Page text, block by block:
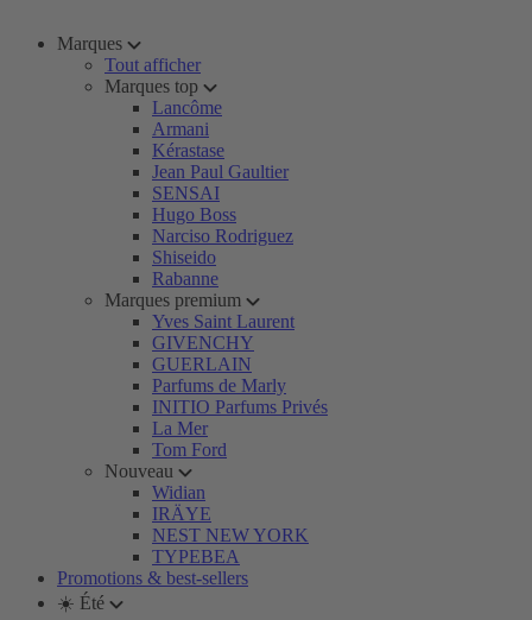
Marques
Tout afficher
Marques top
Lancôme
Armani
Kérastase
Jean Paul Gaultier
SENSAI
Hugo Boss
Narciso Rodriguez
Shiseido
Rabanne
Marques premium
Yves Saint Laurent
GIVENCHY
GUERLAIN
Parfums de Marly
INITIO Parfums Privés
La Mer
Tom Ford
Nouveau
Widian
IRÄYE
NEST NEW YORK
TYPEBEA
Promotions & best-sellers
☀️ Été